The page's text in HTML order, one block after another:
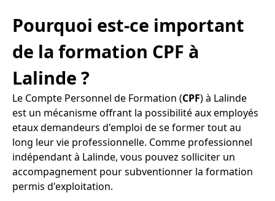
Pourquoi est-ce important
de la formation CPF à
Lalinde ?
Le Compte Personnel de Formation (CPF) à Lalinde
est un mécanisme offrant la possibilité aux employés
etaux demandeurs d'emploi de se former tout au
long leur vie professionnelle. Comme professionnel
indépendant à Lalinde, vous pouvez solliciter un
accompagnement pour subventionner la formation
permis d'exploitation.